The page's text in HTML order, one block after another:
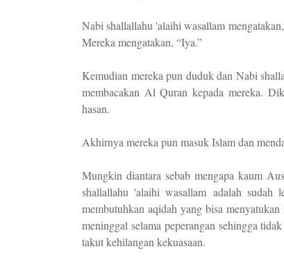
Nabi shallallahu 'alaihi wasallam
Mereka mengatakan, “Iya.”
Kemudian mereka pun duduk dan Nabi
membacakan Al Quran kepada mereka.
hasan.
Akhirnya mereka pun masuk Islam dan
Mungkin diantara sebab mengapa kaum
shallallahu 'alaihi wasallam adalah sudah
membutuhkan aqidah yang bisa
meninggal selama peperangan sehingga
takut kehilangan kekuasaan.